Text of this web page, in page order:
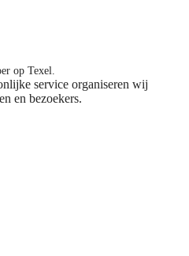
op Texel.
service organiseren wij
en bezoekers.